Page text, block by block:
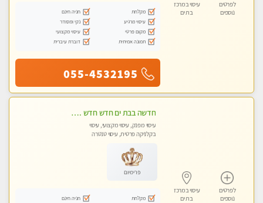
לפרטים
נוספים
עיסוי במרכז
בת ים
מקלחת
חניה חינם
עיסוי מרגיע
נקי ומסודר
מקום פרטי
עיסוי מקצועי
תמונה אמיתית
דוברת עיברית
055-4532195
לפרטים
נוספים
עיסוי במרכז
בת ים
חדשה בבת ים חדש חדש .כל סוגי העיסויים במקום הכי מושלם בעיר בת ים . highly recommended..new in the city
עיסוי מפנק, עיסוי מקצועי, עיסוי
בקלניקה פרטית, עיסוי טנטרה
פרימיום
מקלחת
חניה חינם